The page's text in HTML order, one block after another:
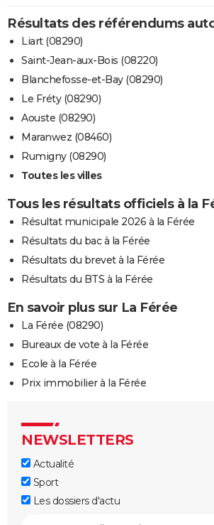
Résultats des référendums
Liart (08290)
Saint-Jean-aux-Bois (08220)
Blanchefosse-et-Bay (08290)
Le Fréty (08290)
Aouste (08290)
Maranwez (08460)
Rumigny (08290)
Toutes les villes
Tous les résultats officiels à la
Résultat municipale 2026 à la Férée
Résultats du bac à la Férée
Résultats du brevet à la Férée
Résultats du BTS à la Férée
En savoir plus sur La Férée
La Férée (08290)
Bureaux de vote à la Férée
Ecole à la Férée
Prix immobilier à la Férée
NEWSLETTERS
Actualité
Sport
Les dossiers d'actu